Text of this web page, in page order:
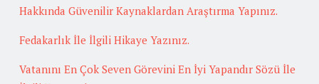
Hakkında Güvenilir Kaynaklardan Araştırma Yapınız.
Fedakarlık İle İlgili Hikaye Yazınız.
Vatanını En Çok Seven Görevini En İyi Yapandır Sözü İle